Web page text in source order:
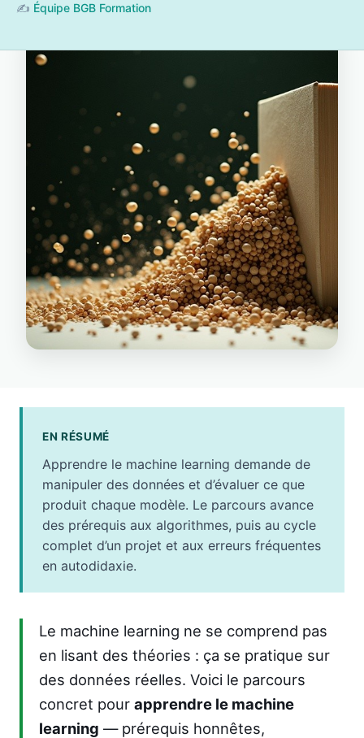
✍️ Équipe BGB Formation
EN RÉSUMÉ
Apprendre le machine learning demande de
manipuler des données et d’évaluer ce que
produit chaque modèle. Le parcours avance
des prérequis aux algorithmes, puis au cycle
complet d’un projet et aux erreurs fréquentes
en autodidaxie.
Le machine learning ne se comprend pas
en lisant des théories : ça se pratique sur
des données réelles. Voici le parcours
concret pour apprendre le machine
learning — prérequis honnêtes,